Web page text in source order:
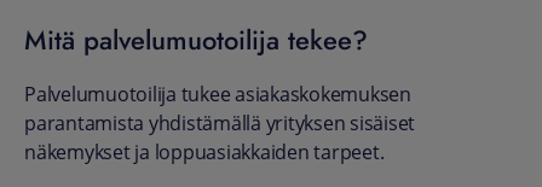
Mitä palvelumuotoilija tekee?
Palvelumuotoilija tukee asiakaskokemuksen
parantamista yhdistämällä yrityksen sisäiset
näkemykset ja loppuasiakkaiden tarpeet.